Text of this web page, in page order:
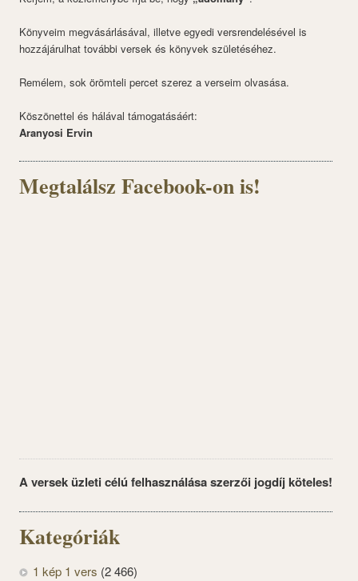
Könyveim megvásárlásával, illetve egyedi versrendelésével is
hozzájárulhat további versek és könyvek születéséhez.
Remélem, sok örömteli percet szerez a verseim olvasása.
Köszönettel és hálával támogatásáért:
Aranyosi Ervin
Megtalálsz Facebook-on is!
A versek üzleti célú felhasználása szerzői jogdíj köteles!
Kategóriák
1 kép 1 vers (2 466)